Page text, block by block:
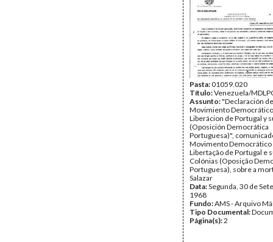
Pasta:01059.020
Título:Venezuela/
Assunto:"Declaración
Movimiento
Liberácion de Portugal y
(Oposición Democrática
Portuguesa)",
Movimento Democrático
Libertação de Portugal e
Colónias (Oposição
Portuguesa), sobre a
Salazar
Data:Segunda, 30 de
1968
Fundo:AMS - Arquivo
Tipo Documental:
Página(s):2